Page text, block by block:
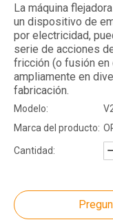
La máquina
un dispositivo de
por electricidad,
serie de acciones
fricción (o fusión en
ampliamente en
fabricación.
Modelo:
Marca del producto:
Cantidad: